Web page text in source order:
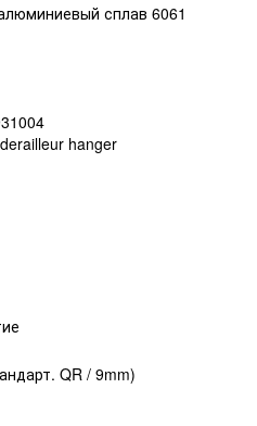
сплав 6061
hanger
QR / 9mm)